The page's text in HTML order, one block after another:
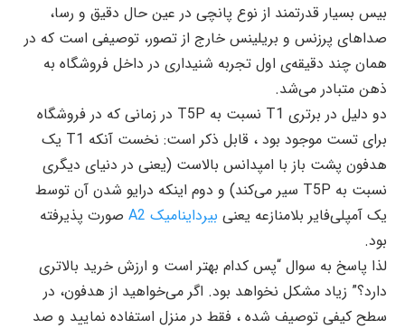
بیس بسیار قدرتمند از نوع پانچی در عین حال دقیق و رسا،
صداهای پرزنس و بریلینس خارج از تصور، توصیفی است که در
همان چند دقیقه‌ی اول تجربه شنیداری در داخل فروشگاه به
ذهن متبادر می‌شد.
دو دلیل در برتری T1 نسبت به T5P در زمانی که در فروشگاه
برای تست موجود بود ، قابل ذکر است: نخست آنکه T1 یک
هدفون پشت باز با امپدانس بالاست (یعنی در دنیای دیگری
نسبت به T5P سیر می‌کند) و دوم اینکه درایو شدن آن توسط
یک آمپلی‌فایر بلامنازعه یعنی بیرداینامیک A2
صورت پذیرفته
بود.
لذا پاسخ به سوال “پس کدام بهتر است و ارزش خرید بالاتری
دارد؟” زیاد مشکل نخواهد بود. اگر می‌خواهید از هدفون، در
سطح کیفی توصیف شده ، فقط در منزل استفاده نمایید و صد